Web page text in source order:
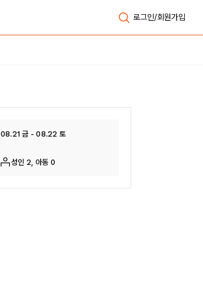
로그인/회원가입
08.21 금 - 08.22 토
성인 2, 아동 0